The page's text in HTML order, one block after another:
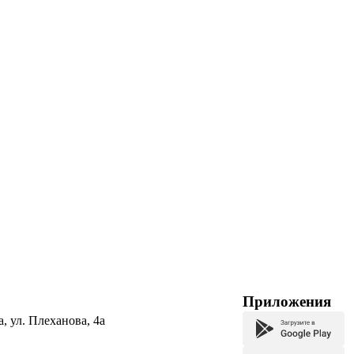
ул. Плеханова, 4а
Приложения